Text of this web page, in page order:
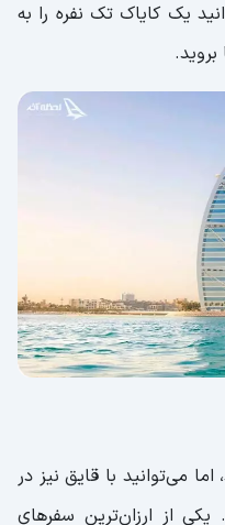
یک کایاک تک نفره را به
اما می‌توانید با قایق نیز در
یکی از ارزان‌ترین سفر‌های